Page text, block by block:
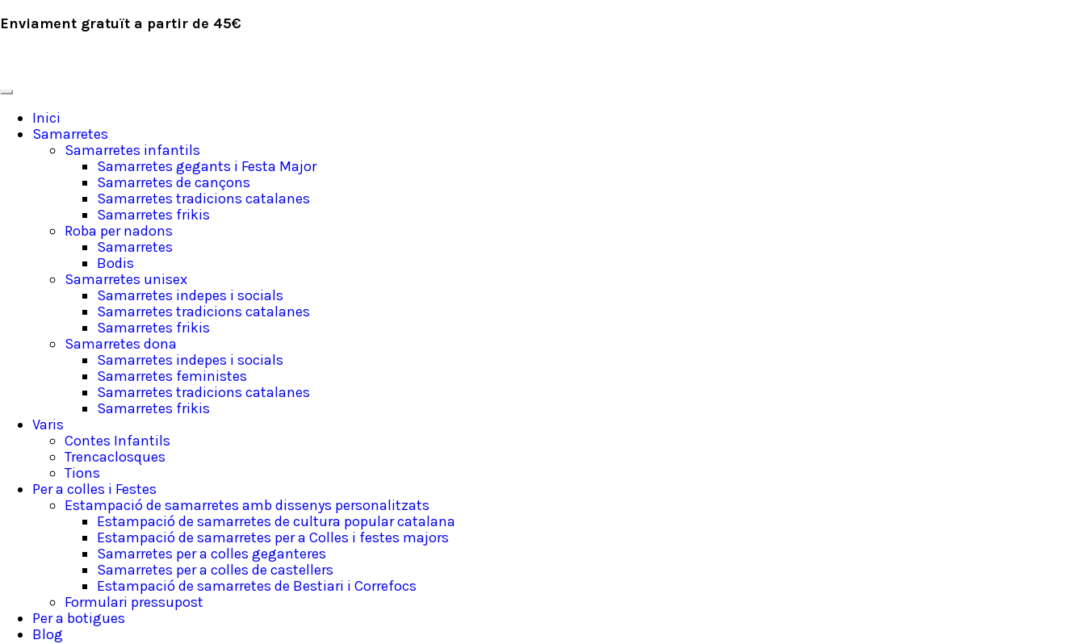
Enviament gratuït a partir de 45€
Inici
Samarretes
Samarretes infantils
Samarretes gegants i Festa Major
Samarretes de cançons
Samarretes tradicions catalanes
Samarretes frikis
Roba per nadons
Samarretes
Bodis
Samarretes unisex
Samarretes indepes i socials
Samarretes tradicions catalanes
Samarretes frikis
Samarretes dona
Samarretes indepes i socials
Samarretes feministes
Samarretes tradicions catalanes
Samarretes frikis
Varis
Contes Infantils
Trencaclosques
Tions
Per a colles i Festes
Estampació de samarretes amb dissenys personalitzats
Estampació de samarretes de cultura popular catalana
Estampació de samarretes per a Colles i festes majors
Samarretes per a colles geganteres
Samarretes per a colles de castellers
Estampació de samarretes de Bestiari i Correfocs
Formulari pressupost
Per a botigues
Blog